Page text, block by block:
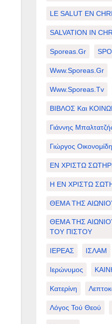
LE SALUT EN
SALVATION IN
Sporeas.gr
Www.sporeas.gr
Www.sporeas.tv
ΒΙΒΛΟΣ Και
Γιάννης
Γιώργος
ΕΝ ΧΡΙΣΤΩ
Η ΕΝ ΧΡΙΣΤΩ
ΘΕΜΑ ΤΗΣ
ΘΕΜΑ ΤΗΣ
ΤΟΥ ΠΙΣΤΟΥ
ΙΕΡΕΑΣ ΙΣΛΑΜ
Ιερώνυμος
Κατερίνη
Λόγος Τού Θεού